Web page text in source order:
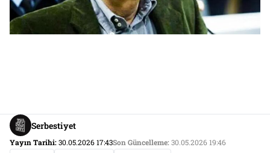
Serbestiyet
Yayın Tarihi:30.05.2026 17:43Son Güncelleme:30.05.2026 19:46